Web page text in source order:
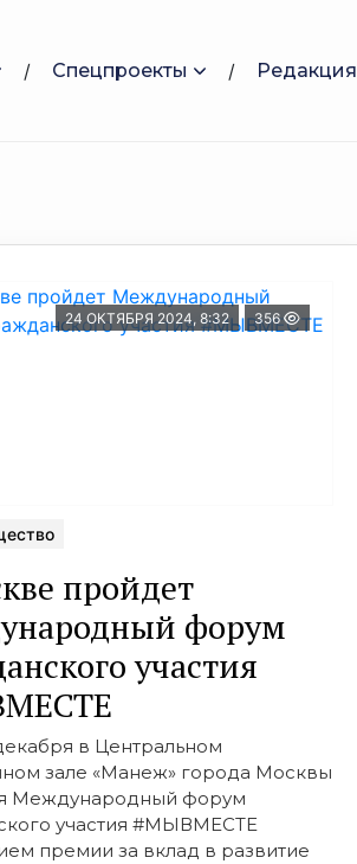
Спецпроекты Редакция
24 ОКТЯБРЯ 2024, 8:32 356
пройдет
форум
участия
в Центральном
зале «Манеж» города Москвы
Международный форум
участия #МЫВМЕСТЕ
премии за вклад в развитие